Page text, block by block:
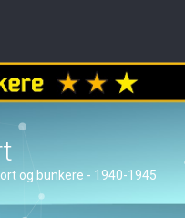
og bunkere - 1940-1945